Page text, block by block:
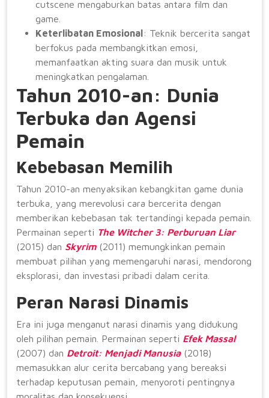
cutscene mengaburkan batas antara film dan
game.
Keterlibatan Emosional: Teknik bercerita sangat
berfokus pada membangkitkan emosi,
memanfaatkan akting suara dan musik untuk
meningkatkan pengalaman.
Tahun 2010-an: Dunia
Terbuka dan Agensi
Pemain
Kebebasan Memilih
Tahun 2010-an menyaksikan kebangkitan game dunia
terbuka, yang merevolusi cara bercerita dengan
memberikan kebebasan tak tertandingi kepada pemain.
Permainan seperti The Witcher 3: Perburuan Liar
(2015) dan Skyrim(2011) memungkinkan pemain
membuat pilihan yang memengaruhi narasi, mendorong
eksplorasi, dan investasi pribadi dalam cerita.
Peran Narasi Dinamis
Era ini juga menganut narasi dinamis yang didukung
oleh pilihan pemain. Permainan seperti Efek Massal
(2007) dan Detroit: Menjadi Manusia(2018)
memasukkan alur cerita bercabang yang bereaksi
terhadap keputusan pemain, menyoroti pentingnya